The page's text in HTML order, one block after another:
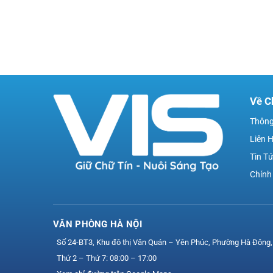
Về
Liên
Tin
VĂN PHÒNG HÀ NỘI
Số 24-BT3, Khu đô thị Văn Quán – Yên Phúc, Phường Hà
Thứ 2 – Thứ 7: 08:00 – 17:00